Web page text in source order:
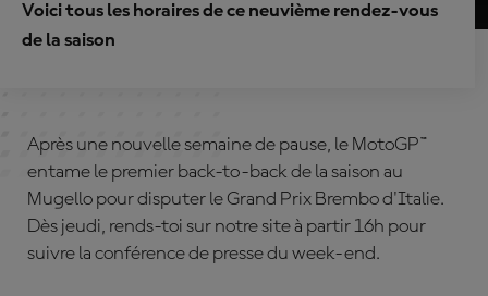
Voici tous les horaires de ce neuvième rendez-vous
de la saison
Après une nouvelle semaine de pause, le MotoGP™
entame le premier back-to-back de la saison au
Mugello pour disputer le Grand Prix Brembo d'Italie.
Dès jeudi, rends-toi sur notre site à partir 16h pour
suivre la conférence de presse du week-end.